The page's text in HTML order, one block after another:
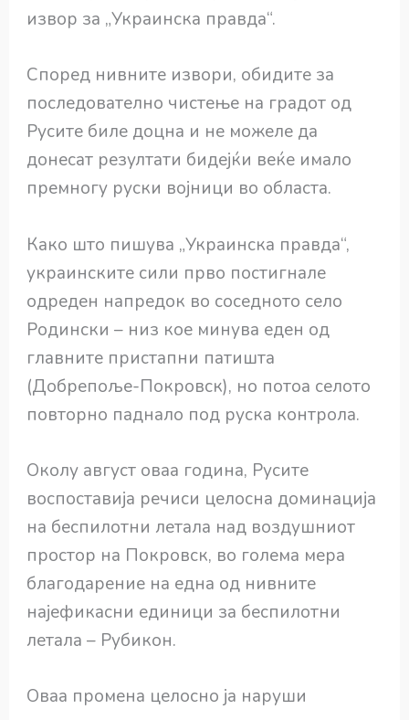
извор за „Украинска правда“.
Според нивните извори, обидите за
последователно чистење на градот од
Русите биле доцна и не можеле да
донесат резултати бидејќи веќе имало
премногу руски војници во областа.
Како што пишува „Украинска правда“,
украинските сили прво постигнале
одреден напредок во соседното село
Родински – низ кое минува еден од
главните пристапни патишта
(Добрепоље-Покровск), но потоа селото
повторно паднало под руска контрола.
Околу август оваа година, Русите
воспоставија речиси целосна доминација
на беспилотни летала над воздушниот
простор на Покровск, во голема мера
благодарение на една од нивните
најефикасни единици за беспилотни
летала – Рубикон.
Оваа промена целосно ја наруши